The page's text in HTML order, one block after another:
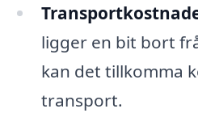
ligger en bit bort
kan det tillkomma
transport.